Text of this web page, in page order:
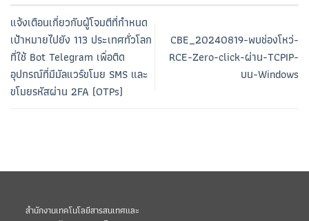
แจ้งเตือนเกี่ยวกับผู้โจมตีที่กำหนด
เป้าหมายไปยัง 113 ประเทศทั่วโลก
ที่ใช้ Bot Telegram เพื่อติด
อุปกรณ์ที่มีมัลแวร์ขโมย SMS และ
ขโมยรหัสผ่าน 2FA (OTPs)
CBE_20240819-พบช่องโหว่-
RCE-Zero-click-ผ่าน-TCPIP-
บน-Windows
สำนักงานเทคโนโลยีสารสนเทศและ